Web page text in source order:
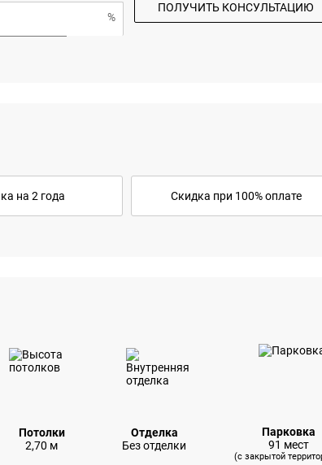
ПОЛУЧИТЬ КОНСУЛЬТАЦИЮ
на 2 года Скидка при 100% оплате
Потолки
2,70 м
Отделка
Без отделки
Парковка
91 мест
(с закрытой